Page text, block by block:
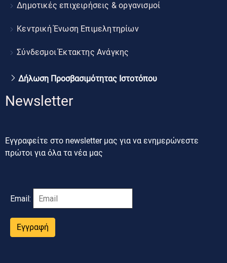
Δημοτικές επιχειρήσεις & οργανισμοί
Κεντρική Ένωση Επιμελητηρίων
Σύνδεσμοι Έκτακτης Ανάγκης
Δήλωση Προσβασιμότητας Ιστοτόπου
Newsletter
Εγγραφείτε στο newsletter μας για να ενημερώνεστε
πρώτοι για όλα τα νέα μας
Email:
Εγγραφή